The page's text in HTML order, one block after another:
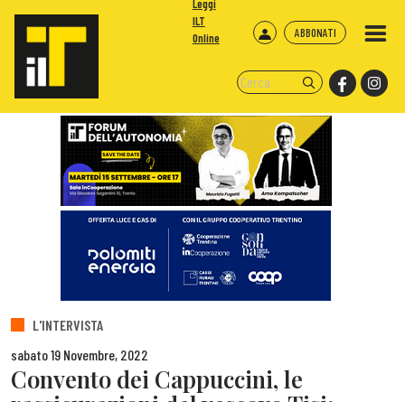
ABBONATI
Leggi
ILT
Online
L'INTERVISTA
sabato 19 Novembre, 2022
Convento dei Cappuccini, le